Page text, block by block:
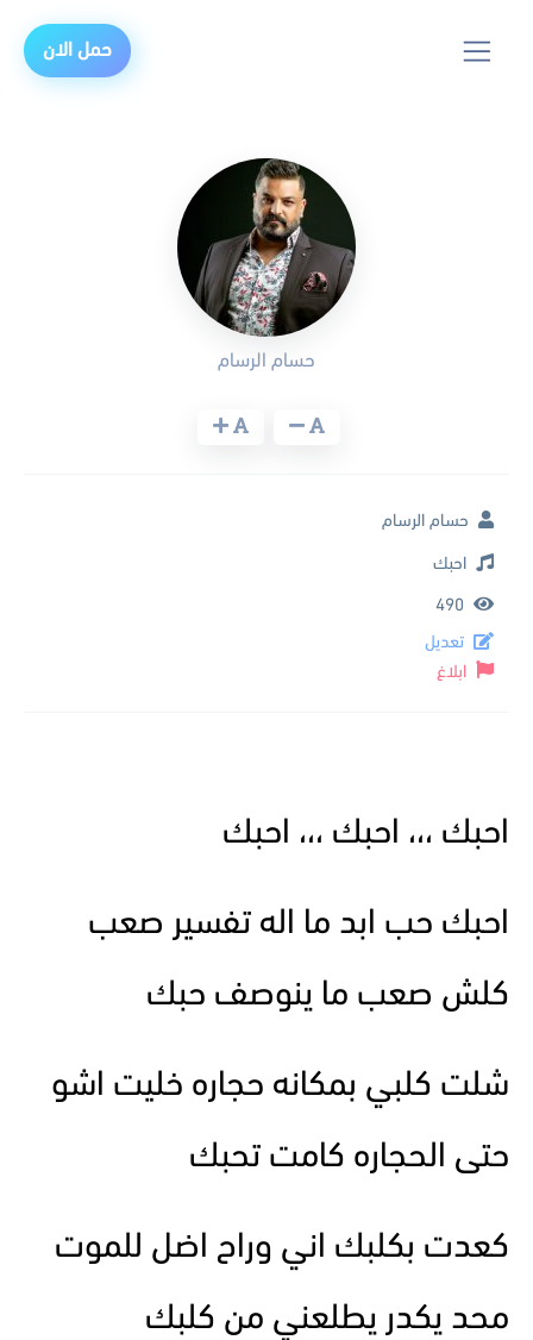
حمل الان
احبك ،،، احبك ،،، احبك
احبك حب ابد ما اله تفسير صعب
كلش صعب ما ينوصف حبك
شلت كلبي بمكانه حجاره خليت اشو
حتى الحجاره كامت تحبك
كعدت بكلبك اني وراح اضل للموت
محد يكدر يطلعني من كلبك
حسام الرسام
حسام الرسام
احبك
490
تعديل
ابلاغ